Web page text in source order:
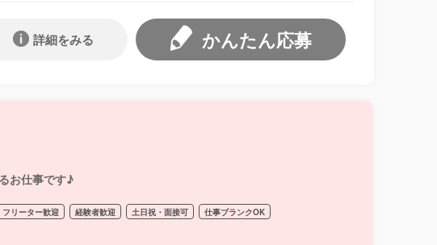
かんたん応募
詳細をみる
お仕事です♪
フリーター歓迎 経験者歓迎 土日祝・面接可 仕事ブランクOK